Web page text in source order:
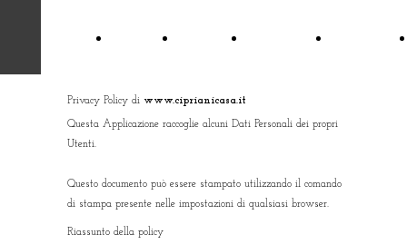
Privacy Policy di www.ciprianicasa.it
Questa Applicazione raccoglie alcuni Dati Personali dei propri
Utenti.
Questo documento può essere stampato utilizzando il comando
di stampa presente nelle impostazioni di qualsiasi browser.
Riassunto della policy